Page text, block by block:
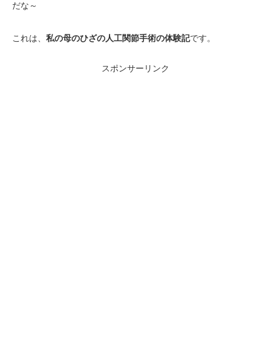
だな～
これは、 私の母のひざの人工関節手術の体験記です。
スポンサーリンク